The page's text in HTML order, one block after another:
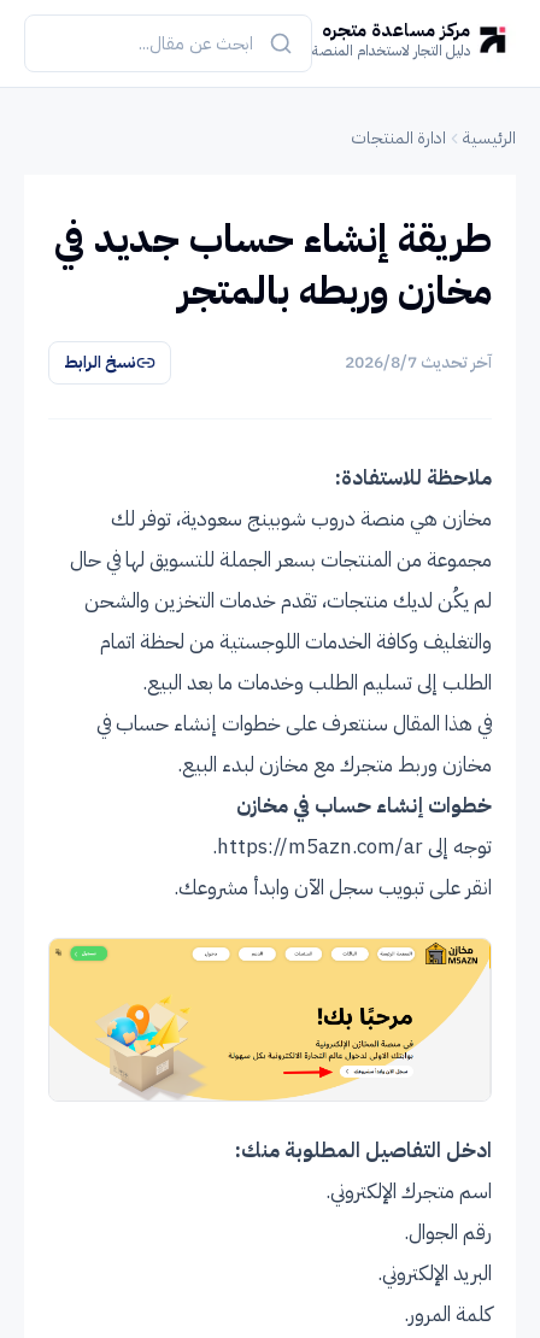
مركز مساعدة متجره
دليل التجار لاستخدام المنصة
الرئيسية ادارة المنتجات
طريقة إنشاء حساب جديد في
مخازن وربطه بالمتجر
آخر تحديث7‏/8‏/2026 نسخ الرابط
ملاحظة للاستفادة:
مخازن هي منصة دروب شوبينج سعودية، توفر لك
مجموعة من المنتجات بسعر الجملة للتسويق لها في حال
لم يكُن لديك منتجات، تقدم خدمات التخزين والشحن
والتغليف وكافة الخدمات اللوجستية من لحظة اتمام
الطلب إلى تسليم الطلب وخدمات ما بعد البيع.
في هذا المقال سنتعرف على خطوات إنشاء حساب في
مخازن وربط متجرك مع مخازن لبدء البيع.
خطوات إنشاء حساب في مخازن
توجه إلىhttps://m5azn.com/ar
.
انقر على تبويب سجل الآن وابدأ مشروعك.
ادخل التفاصيل المطلوبة منك:
اسم متجرك الإلكتروني.
رقم الجوال.
البريد الإلكتروني.
كلمة المرور.